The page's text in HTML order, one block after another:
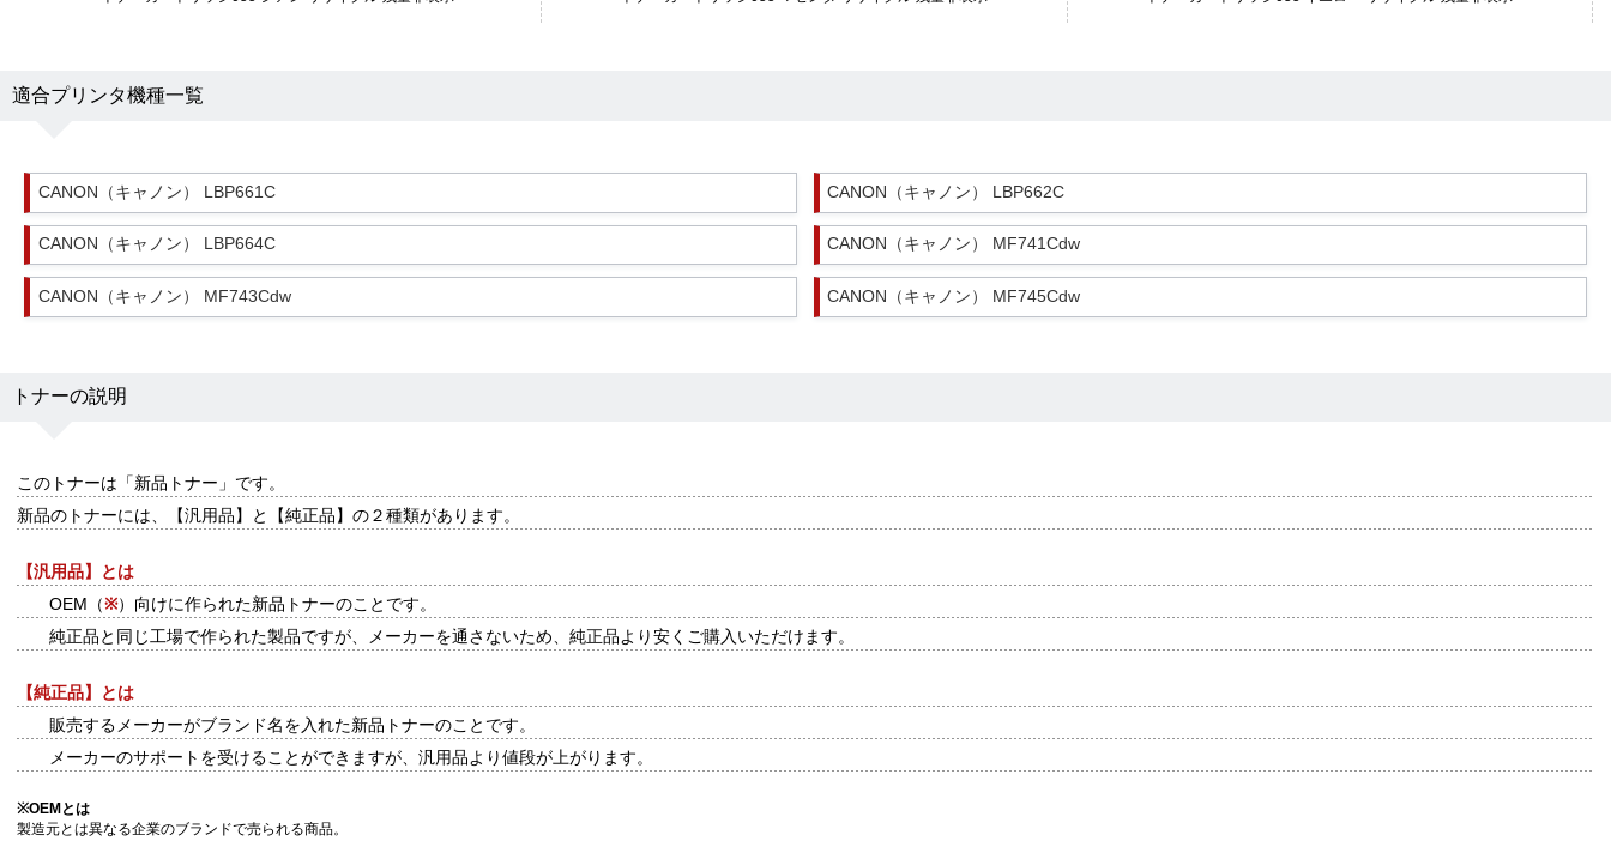
適合プリンタ機種一覧
CANON（キャノン） LBP661C CANON（キャノン） LBP662C
CANON（キャノン） LBP664C CANON（キャノン） MF741Cdw
CANON（キャノン） MF743Cdw CANON（キャノン） MF745Cdw
トナーの説明
このトナーは 「新品トナー」 です。
新品のトナーには、【汎用品】と【純正品】の２種類があります。
【汎用品】とは
OEM（※）向けに作られた新品トナーのことです。
純正品と同じ工場で作られた製品ですが、メーカーを通さないため、純正品より安くご購入いただけます。
【純正品】とは
販売するメーカーがブランド名を入れた新品トナーのことです。
メーカーのサポートを受けることができますが、汎用品より値段が上がります。
※OEMとは
製造元とは異なる企業のブランドで売られる商品。